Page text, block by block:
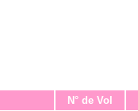
N° de Vol